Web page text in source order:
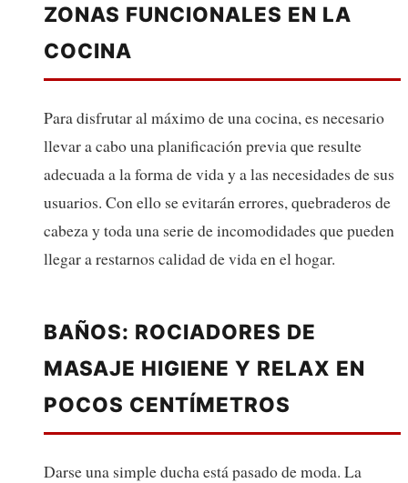
ZONAS FUNCIONALES EN LA
COCINA
Para disfrutar al máximo de una cocina, es necesario
llevar a cabo una planificación previa que resulte
adecuada a la forma de vida y a las necesidades de sus
usuarios. Con ello se evitarán errores, quebraderos de
cabeza y toda una serie de incomodidades que pueden
llegar a restarnos calidad de vida en el hogar.
BAÑOS: ROCIADORES DE
MASAJE HIGIENE Y RELAX EN
POCOS CENTÍMETROS
Darse una simple ducha está pasado de moda. La